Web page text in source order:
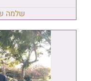
שלמה